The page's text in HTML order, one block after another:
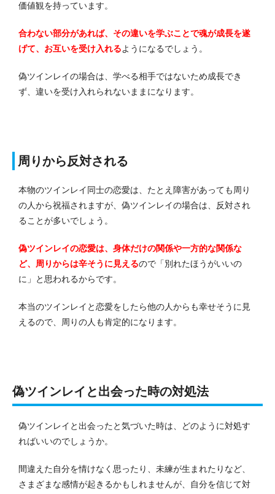
価値観を持っています。
合わない部分があれば、その違いを学ぶことで魂が成長を遂
げて、お互いを受け入れるようになるでしょう。
偽ツインレイの場合は、学べる相手ではないため成長でき
ず、違いを受け入れられないままになります。
周りから反対される
本物のツインレイ同士の恋愛は、たとえ障害があっても周り
の人から祝福されますが、偽ツインレイの場合は、反対され
ることが多いでしょう。
偽ツインレイの恋愛は、身体だけの関係や一方的な関係な
ど、周りからは辛そうに見えるので「別れたほうがいいの
に」と思われるからです。
本当のツインレイと恋愛をしたら他の人からも幸せそうに見
えるので、周りの人も肯定的になります。
偽ツインレイと出会った時の対処法
偽ツインレイと出会ったと気づいた時は、どのように対処す
ればいいのでしょうか。
間違えた自分を情けなく思ったり、未練が生まれたりなど、
さまざまな感情が起きるかもしれませんが、自分を信じて対